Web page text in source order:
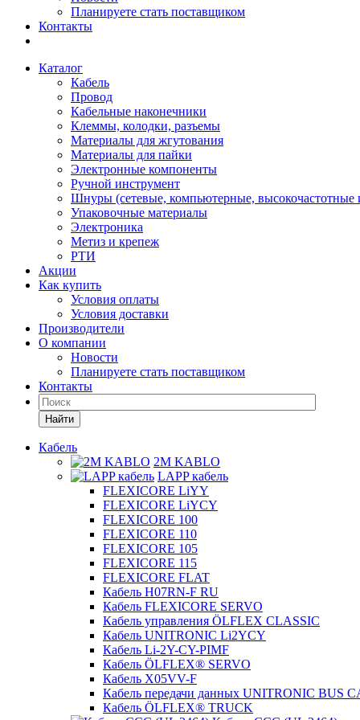
Планируете стать поставщиком
Контакты
Каталог
Кабель
Провод
Кабельные наконечники
Клеммы, колодки, разъемы
Материалы для жгутования
Материалы для пайки
Электронные компоненты
Ручной инструмент
Шнуры (сетевые, компьютерные, высокочастотные
Упаковочные материалы
Электроника
Метиз и крепеж
РТИ
Акции
Как купить
Условия оплаты
Условия доставки
Производители
О компании
Новости
Планируете стать поставщиком
Контакты
Найти
Кабель
2M KABLO
LAPP кабель
FLEXICORE LiYY
FLEXICORE LiYCY
FLEXICORE 100
FLEXICORE 110
FLEXICORE 105
FLEXICORE 115
FLEXICORE FLAT
Кабель H07RN-F RU
Кабель FLEXICORE SERVO
Кабель управления ÖLFLEX CLASSIC
Кабель UNITRONIC Li2YCY
Кабель Li-2Y-CY-PIMF
Кабель ÖLFLEX® SERVO
Кабель X05VV-F
Кабель передачи данных UNITRONIC BUS
Кабель ÖLFLEX® TRUCK